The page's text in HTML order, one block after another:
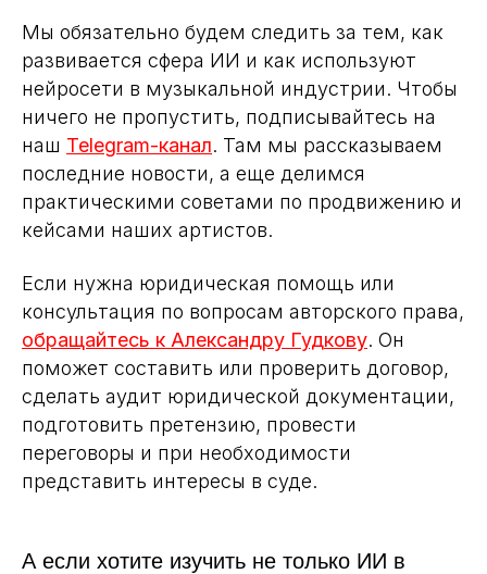
Мы обязательно будем следить за тем, как
развивается сфера ИИ и как используют
нейросети в музыкальной индустрии. Чтобы
ничего не пропустить, подписывайтесь на
наш Telegram-канал. Там мы рассказываем
последние новости, а еще делимся
практическими советами по продвижению и
кейсами наших артистов.
Если нужна юридическая помощь или
консультация по вопросам авторского права,
обращайтесь к Александру Гудкову. Он
поможет составить или проверить договор,
сделать аудит юридической документации,
подготовить претензию, провести
переговоры и при необходимости
представить интересы в суде.
А если хотите изучить не только ИИ в